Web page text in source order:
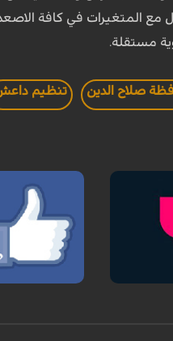
مع المتغيرات في كافة
مستقلة.
صلاح الدين تنظيم